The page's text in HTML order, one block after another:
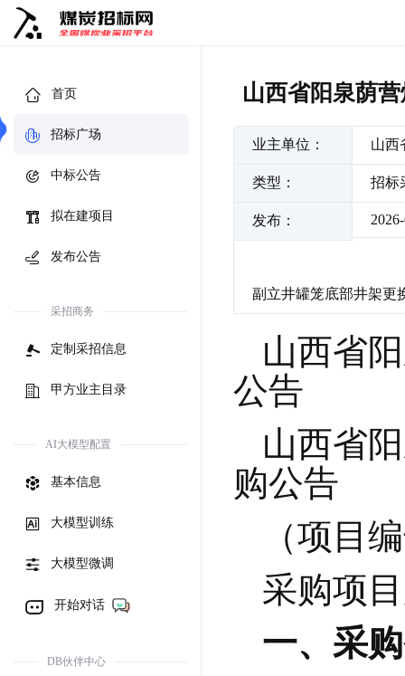
首页
招标广场
中标公告
拟在建项目
发布公告
采招商务
定制采招信息
甲方业主目录
AI大模型配置
基本信息
大模型训练
大模型微调
开始对话
DB伙伴中心
山西省阳泉荫
业主单位： 山西
类型： 招标
发布：
副立井罐笼底部井架更
山西省
公告
山西省
购公告
（项目
采购项
一、采